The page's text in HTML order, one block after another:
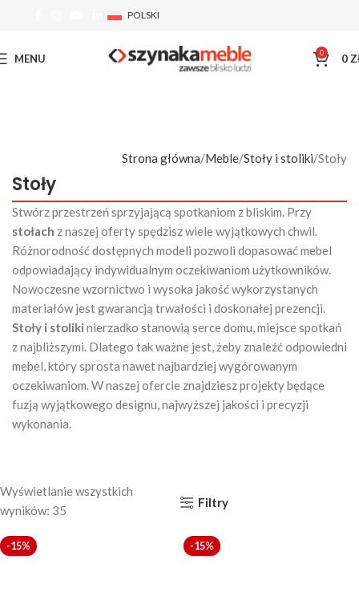
POLSKI
MENU 0 0
Stoły
Strona główna Meble Stoły i stoliki Stoły
Stwórz przestrzeń sprzyjającą spotkaniom z bliskim. Przy
stołach z naszej oferty spędzisz wiele wyjątkowych chwil.
Różnorodność dostępnych modeli pozwoli dopasować mebel
odpowiadający indywidualnym oczekiwaniom użytkowników.
Nowoczesne wzornictwo i wysoka jakość wykorzystanych
materiałów jest gwarancją trwałości i doskonałej prezencji.
Stoły i stoliki nierzadko stanowią serce domu, miejsce spotkań
z najbliższymi. Dlatego tak ważne jest, żeby znaleźć odpowiedni
mebel, który sprosta nawet najbardziej wygórowanym
oczekiwaniom. W naszej ofercie znajdziesz projekty będące
fuzją wyjątkowego designu, najwyższej jakości i precyzji
wykonania.
Wyświetlanie wszystkich
wyników: 35
Filtry
-15% -15%